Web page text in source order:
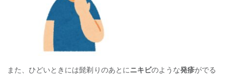
また、ひどいときには髭剃りのあとにニキビのような発疹がでる